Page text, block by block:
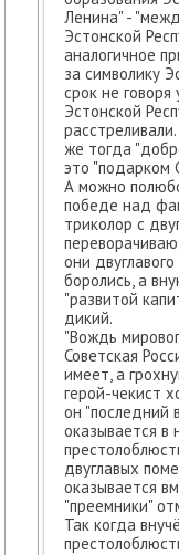
Ленина" -
Эстонской
аналогичное
за символику
срок не
Эстонской
же тогда
это "подарком
А можно
победе над
триколор с
они
боролись, а
"развитой
дикий.
"Вождь
Советская
имеет, а
герой-чекист
он "последний
оказывается в
двуглавых
оказывается
"преемники"
Так когда